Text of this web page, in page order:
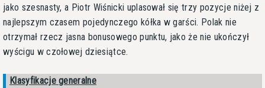
jako szesnasty, a Piotr Wiśnicki uplasował się trzy pozycje niżej z
najlepszym czasem pojedynczego kółka w garści. Polak nie
otrzymał rzecz jasna bonusowego punktu, jako że nie ukończył
wyścigu w czołowej dziesiątce.
Klasyfikacje generalne